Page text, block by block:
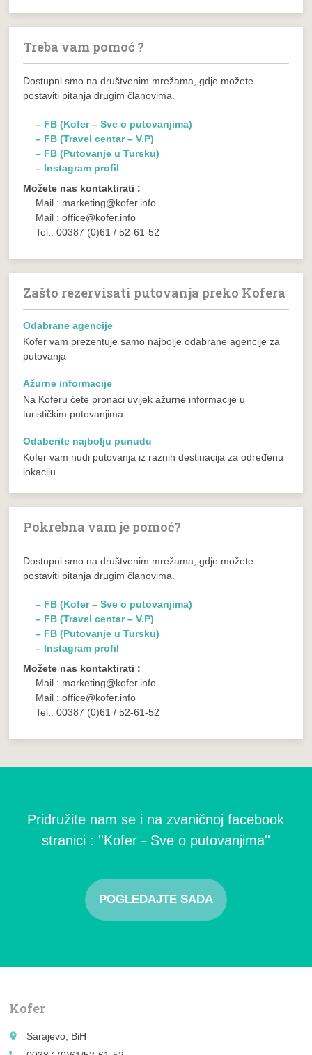
Treba vam pomoć ?
Dostupni smo na društvenim mrežama, gdje možete
postaviti pitanja drugim članovima.
– FB (Kofer – Sve o putovanjima)
– FB (Travel centar – V.P)
– FB (Putovanje u Tursku)
– Instagram profil
Možete nas kontaktirati :
Mail : marketing@kofer.info
Mail : office@kofer.info
Tel.: 00387 (0)61 / 52-61-52
Zašto rezervisati putovanja preko Kofera
Odabrane agencije
Kofer vam prezentuje samo najbolje odabrane agencije za
putovanja
Ažurne informacije
Na Koferu ćete pronaći uvijek ažurne informacije u
turističkim putovanjima
Odaberite najbolju punudu
Kofer vam nudi putovanja iz raznih destinacija za određenu
lokaciju
Pokrebna vam je pomoć?
Dostupni smo na društvenim mrežama, gdje možete
postaviti pitanja drugim članovima.
– FB (Kofer – Sve o putovanjima)
– FB (Travel centar – V.P)
– FB (Putovanje u Tursku)
– Instagram profil
Možete nas kontaktirati :
Mail : marketing@kofer.info
Mail : office@kofer.info
Tel.: 00387 (0)61 / 52-61-52
Pridružite nam se i na zvaničnoj facebook
stranici : ''Kofer - Sve o putovanjima''
POGLEDAJTE SADA
Kofer
place
Sarajevo, BiH